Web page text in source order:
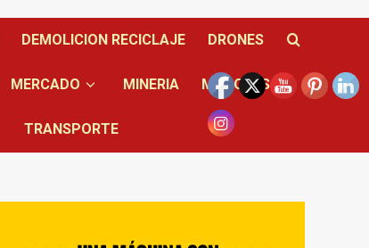
DEMOLICION RECICLAJE DRONES
MERCADO MINERIA MOTORES
TRANSPORTE